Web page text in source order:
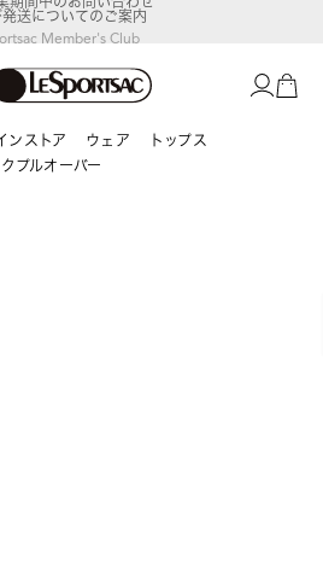
Member's Club
ップキャンペーン開催中
送についてのご案内
ンストア ウェア
トップス
プルオーバー